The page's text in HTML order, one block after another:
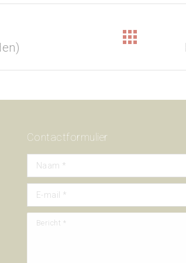
Contactformulier
Naam *
E-mail *
Bericht *